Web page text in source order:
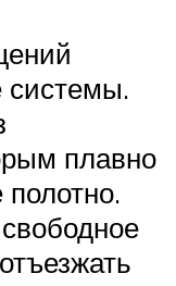
системы.
плавно